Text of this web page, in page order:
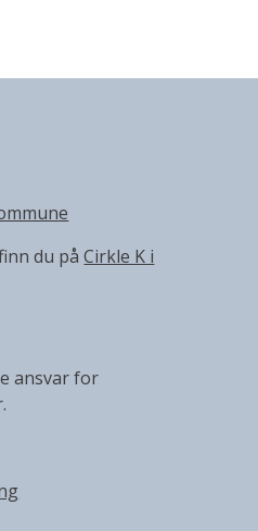
du påCirkle K i
ansvar for